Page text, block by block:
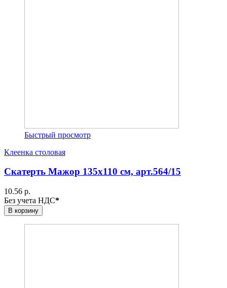
Быстрый просмотр
Клеенка столовая
Скатерть Мажор 135х110 см, арт.564/15
10.56 р.
Без учета НДС*
В корзину